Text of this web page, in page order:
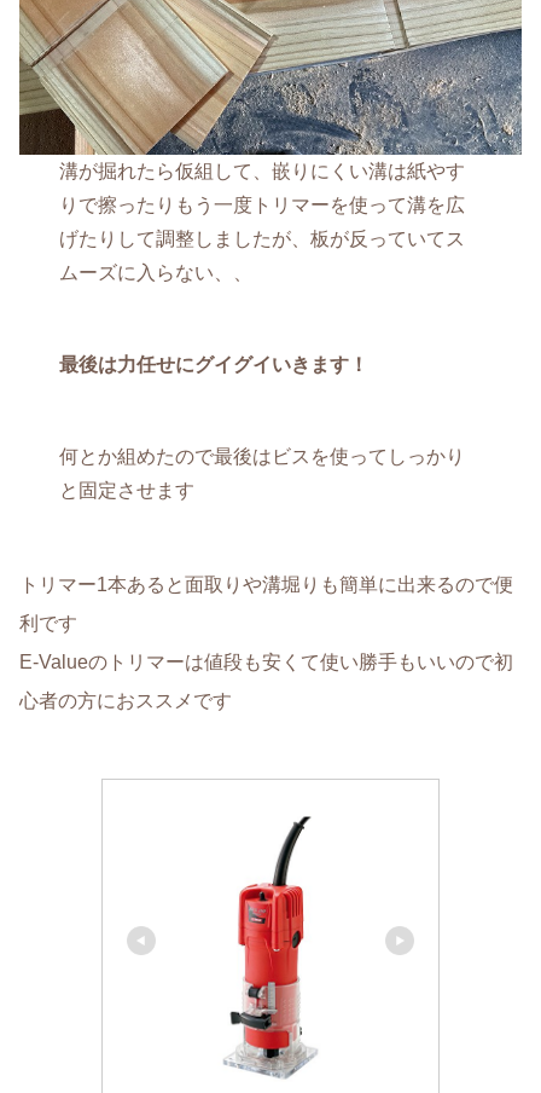
溝が掘れたら仮組して、嵌りにくい溝は紙やす
りで擦ったりもう一度トリマーを使って溝を広
げたりして調整しましたが、板が反っていてス
ムーズに入らない、、
最後は力任せにグイグイいきます！
何とか組めたので最後はビスを使ってしっかり
と固定させます
トリマー1本あると面取りや溝堀りも簡単に出来るので便
利です
E-Valueのトリマーは値段も安くて使い勝手もいいので初
心者の方におススメです